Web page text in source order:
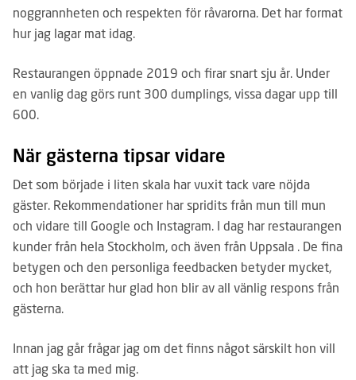
noggrannheten och respekten för råvarorna. Det har format
hur jag lagar mat idag.
Restaurangen öppnade 2019 och firar snart sju år. Under
en vanlig dag görs runt 300 dumplings, vissa dagar upp till
600.
När gästerna tipsar vidare
Det som började i liten skala har vuxit tack vare nöjda
gäster. Rekommendationer har spridits från mun till mun
och vidare till Google och Instagram. I dag har restaurang­en
kunder från hela Stockholm, och även från Uppsala . De fina
betygen och den personliga feedbacken betyder mycket,
och hon berättar hur glad hon blir av all vänlig respons från
gästerna.
Innan jag går frågar jag om det finns nå­got särskilt hon vill
att jag ska ta med mig.